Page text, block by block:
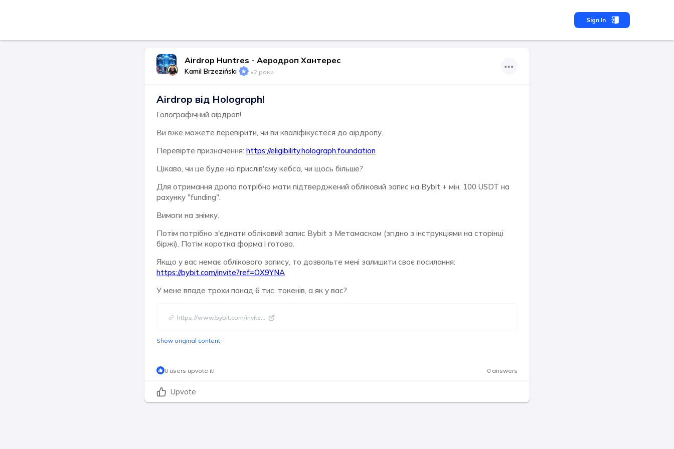
Sign In
Airdrop Huntres - Аеродроп Хантерес
Kamil Brzeziński •2 роки
Airdrop від Holograph!
Голографічний аірдроп!
Ви вже можете перевірити, чи ви кваліфікуєтеся до аірдропу.
Перевірте призначення: https://eligibility.holograph.foundation
Цікаво, чи це буде на прислів'єму кебса, чи щось більше?
Для отримання дропа потрібно мати підтверджений обліковий запис на Bybit + мін. 100 USDT на
рахунку "funding".
Вимоги на знімку.
Потім потрібно з'єднати обліковий запис Bybit з Метамаском (згідно з інструкціями на сторінці
біржі). Потім коротка форма і готово.
Якщо у вас немає облікового запису, то дозвольте мені залишити своє посилання:
https://bybit.com/invite?ref=OX9YNA
У мене впаде трохи понад 6 тис. токенів, а як у вас?
https://www.bybit.com/invite...
Show original content
0 users upvote it! 0 answers
Upvote